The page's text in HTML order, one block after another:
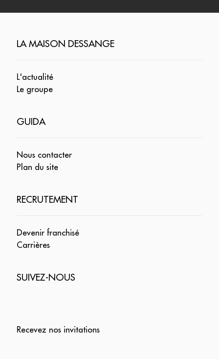
LA MAISON DESSANGE
L'actualité
Le groupe
GUIDA
Nous contacter
Plan du site
RECRUTEMENT
Devenir franchisé
Carrières
SUIVEZ-NOUS
Recevez nos invitations